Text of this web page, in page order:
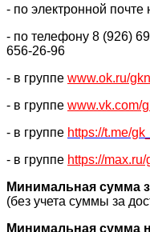
- по электронной почте
- по телефону 8 (926)
656-26-96
- в группе www.ok.ru/
- в группе www.vk.com/
- в группе https://t.me/
- в группе https://
Минимальная сумма
(без учета суммы за
Минимальная сумма